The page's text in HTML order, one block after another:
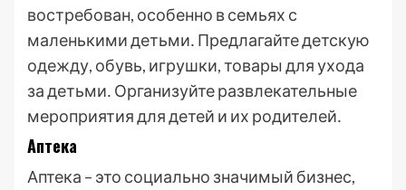
востребован, особенно в семьях с
маленькими детьми․ Предлагайте детскую
одежду, обувь, игрушки, товары для ухода
за детьми․ Организуйте развлекательные
мероприятия для детей и их родителей․
Аптека
Аптека – это социально значимый бизнес,